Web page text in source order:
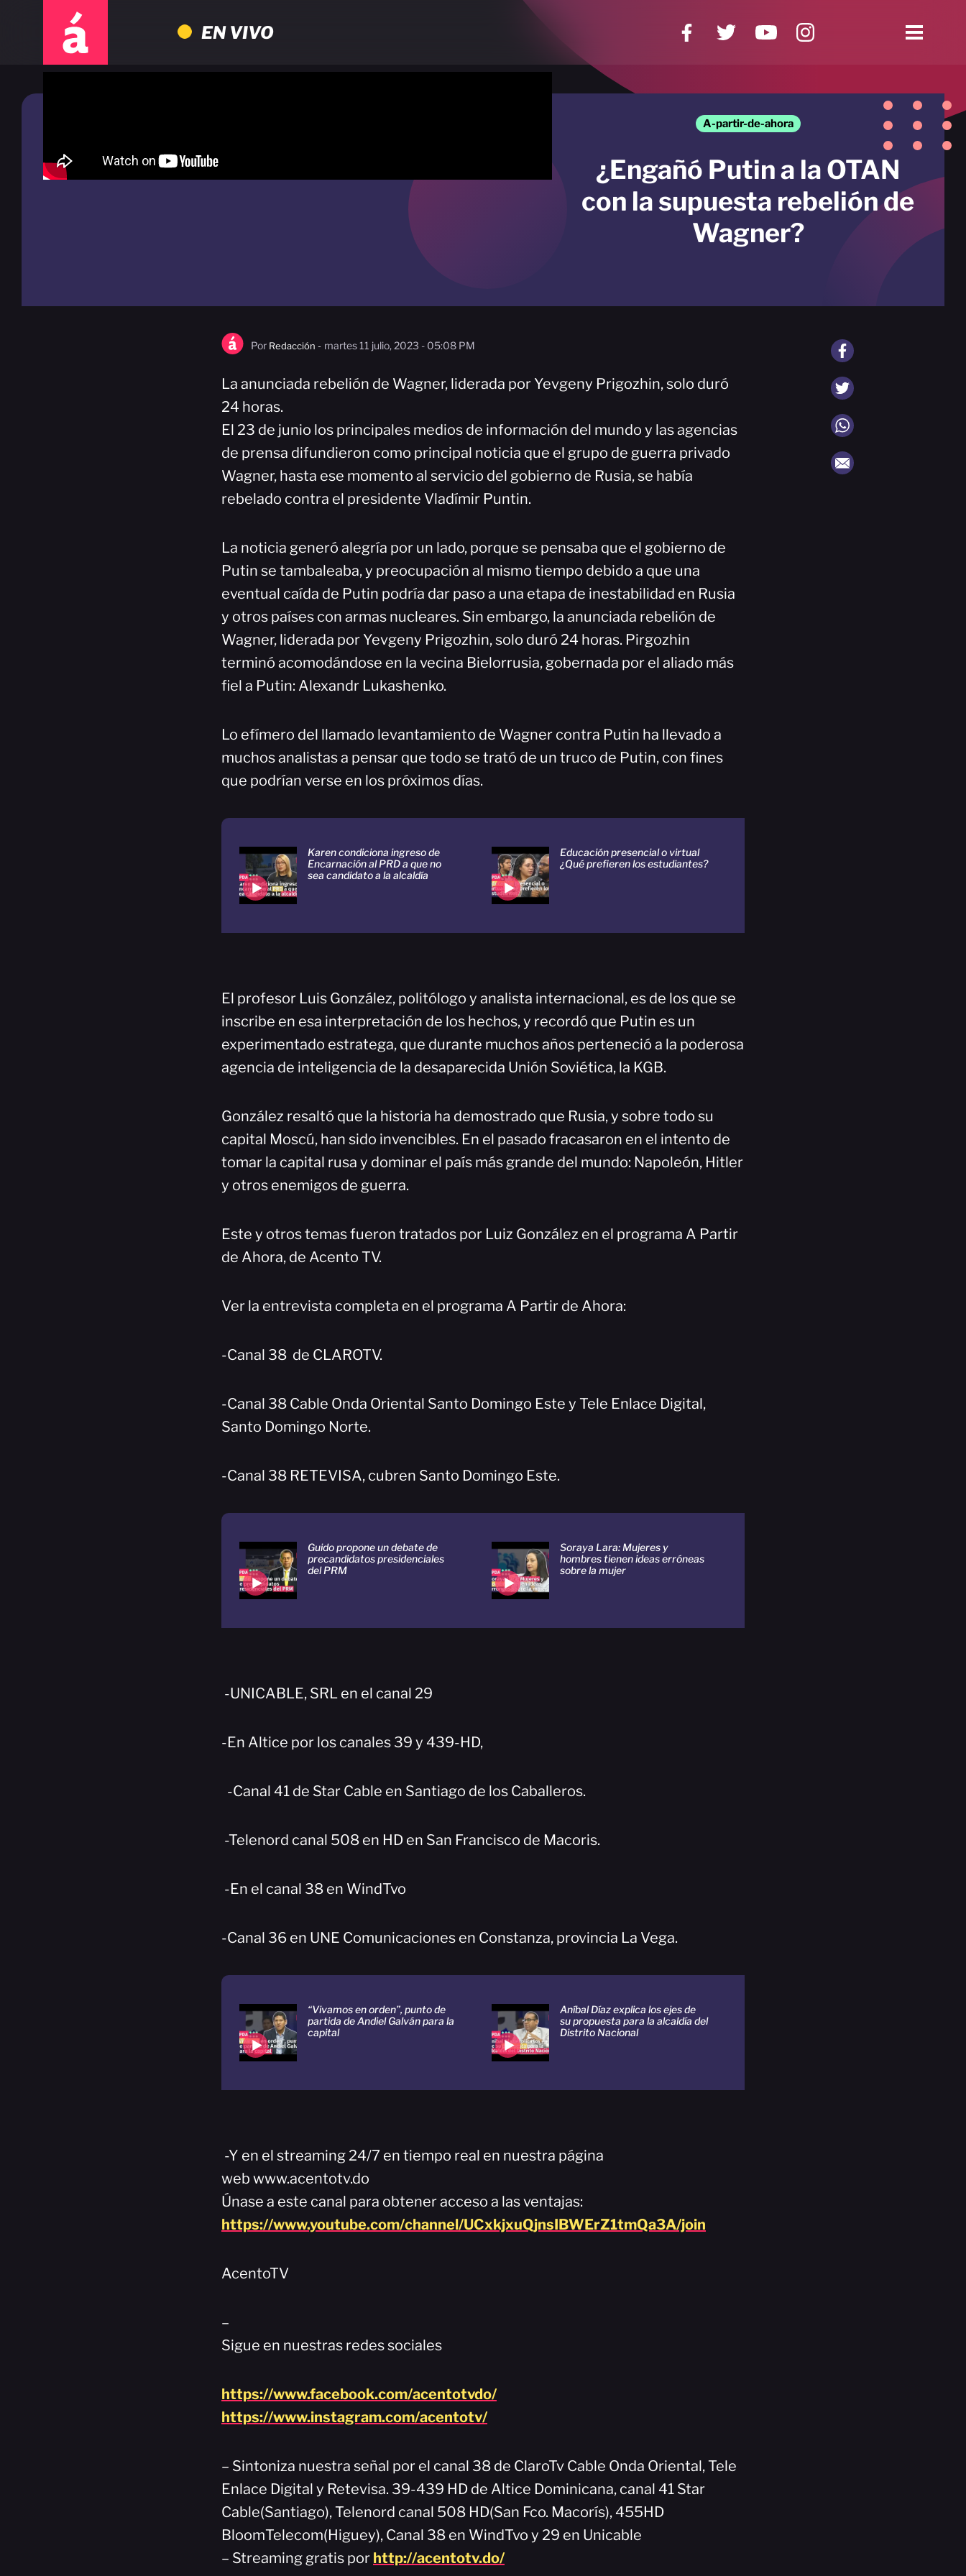
EN VIVO
A-partir-de-ahora
¿Engañó Putin a la OTAN
con la supuesta rebelión de
Wagner?
Por Redacción - martes 11 julio, 2023 - 05:08 PM
La anunciada rebelión de Wagner, liderada por Yevgeny Prigozhin, solo duró
24 horas.
El 23 de junio los principales medios de información del mundo y las agencias
de prensa difundieron como principal noticia que el grupo de guerra privado
Wagner, hasta ese momento al servicio del gobierno de Rusia, se había
rebelado contra el presidente Vladímir Puntin.
La noticia generó alegría por un lado, porque se pensaba que el gobierno de
Putin se tambaleaba, y preocupación al mismo tiempo debido a que una
eventual caída de Putin podría dar paso a una etapa de inestabilidad en Rusia
y otros países con armas nucleares. Sin embargo, la anunciada rebelión de
Wagner, liderada por Yevgeny Prigozhin, solo duró 24 horas. Pirgozhin
terminó acomodándose en la vecina Bielorrusia, gobernada por el aliado más
fiel a Putin: Alexandr Lukashenko​.
Lo efímero del llamado levantamiento de Wagner contra Putin ha llevado a
muchos analistas a pensar que todo se trató de un truco de Putin, con fines
que podrían verse en los próximos días.
Karen condiciona ingreso de
Encarnación al PRD a que no
sea candidato a la alcaldía
Educación presencial o virtual
¿Qué prefieren los estudiantes?
El profesor Luis González, politólogo y analista internacional, es de los que se
inscribe en esa interpretación de los hechos, y recordó que Putin es un
experimentado estratega, que durante muchos años perteneció a la poderosa
agencia de inteligencia de la desaparecida Unión Soviética, la KGB.
González resaltó que la historia ha demostrado que Rusia, y sobre todo su
capital Moscú, han sido invencibles. En el pasado fracasaron en el intento de
tomar la capital rusa y dominar el país más grande del mundo: Napoleón, Hitler
y otros enemigos de guerra.
Este y otros temas fueron tratados por Luiz González en el programa A Partir
de Ahora, de Acento TV.
Ver la entrevista completa en el programa A Partir de Ahora:
-Canal 38 de CLAROTV.
-Canal 38 Cable Onda Oriental Santo Domingo Este y Tele Enlace Digital,
Santo Domingo Norte.
-Canal 38 RETEVISA, cubren Santo Domingo Este.
Guido propone un debate de
precandidatos presidenciales
del PRM
Soraya Lara: Mujeres y
hombres tienen ideas erróneas
sobre la mujer
-UNICABLE, SRL en el canal 29
-En Altice por los canales 39 y 439-HD,
-Canal 41 de Star Cable en Santiago de los Caballeros.
-Telenord canal 508 en HD en San Francisco de Macoris.
-En el canal 38 en WindTvo
-Canal 36 en UNE Comunicaciones en Constanza, provincia La Vega.
“Vivamos en orden”, punto de
partida de Andiel Galván para la
capital
Aníbal Díaz explica los ejes de
su propuesta para la alcaldía del
Distrito Nacional
-Y en el streaming 24/7 en tiempo real en nuestra página
web www.acentotv.do
Únase a este canal para obtener acceso a las ventajas:
https://www.youtube.com/channel/UCxkjxuQjnsIBWErZ1tmQa3A/join
AcentoTV
–
Sigue en nuestras redes sociales
https://www.facebook.com/acentotvdo/
https://www.instagram.com/acentotv/
– Sintoniza nuestra señal por el canal 38 de ClaroTv Cable Onda Oriental, Tele
Enlace Digital y Retevisa. 39-439 HD de Altice Dominicana, canal 41 Star
Cable(Santiago), Telenord canal 508 HD(San Fco. Macorís), 455HD
BloomTelecom(Higuey), Canal 38 en WindTvo y 29 en Unicable
– Streaming gratis por http://acentotv.do/